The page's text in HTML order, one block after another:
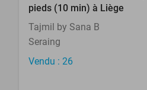
pieds (10 min) à Liège
Tajmil by Sana B
Seraing
Vendu : 26